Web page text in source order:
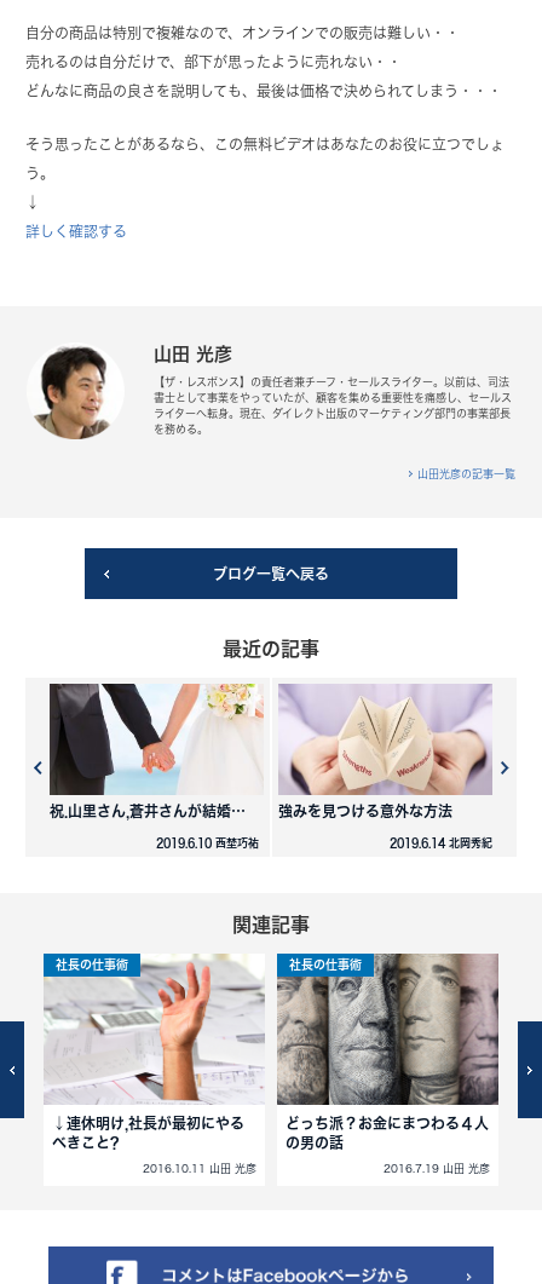
自分の商品は特別で複雑なので、オンラインでの販売は難しい・・
売れるのは自分だけで、部下が思ったように売れない・・
どんなに商品の良さを説明しても、最後は価格で決められてしまう・・・
そう思ったことがあるなら、この無料ビデオはあなたのお役に立つでしょ
う。
↓
詳しく確認する
山田 光彦
【ザ・レスポンス】の責任者兼チーフ・セールスライター。以前は、司法
書士として事業をやっていたが、顧客を集める重要性を痛感し、セールス
ライターへ転身。現在、ダイレクト出版のマーケティング部門の事業部長
を務める。
山田光彦の記事一覧
ブログ一覧へ戻る
最近の記事
祝.山里さん,蒼井さんが結婚…
2019.6.10 西埜巧祐
強みを見つける意外な方法
2019.6.14 北岡秀紀
関連記事
社長の仕事術
↓連休明け,社長が最初にやる
べきこと?
2016.10.11 山田 光彦
社長の仕事術
どっち派？お金にまつわる４人
の男の話
2016.7.19 山田 光彦